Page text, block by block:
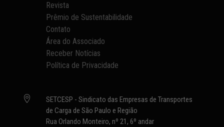
Revista
Prêmio de Sustentabilidade
Contato
Área do Associado
Receber Notícias
Política de Privacidade

SETCESP - Sindicato das Empresas de Transportes
de Carga de São Paulo e Região
Rua Orlando Monteiro, nº 21, 6º andar